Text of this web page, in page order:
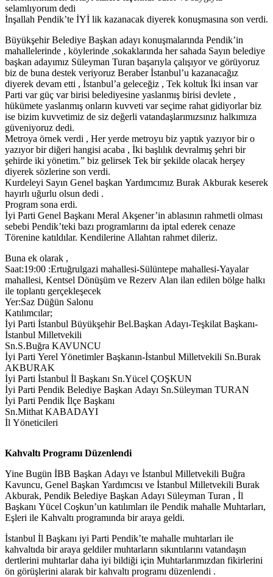
selamlıyorum dedi
İnşallah Pendik’te İYİ lik kazanacak diyerek konuşmasına son verdi.
Büyükşehir Belediye Başkan adayı konuşmalarında Pendik’in
mahallelerinde , köylerinde ,sokaklarında her sahada Sayın belediye
başkan adayımız Süleyman Turan başarıyla çalışıyor ve görüyoruz
biz de buna destek veriyoruz Beraber İstanbul’u kazanacağız
diyerek devam etti , İstanbul’a geleceğiz , Tek koltuk İki insan var
Parti var güç var birisi belediyesine yaslanmış birisi devlete ,
hükümete yaslanmış onların kuvveti var seçime rahat gidiyorlar biz
ise bizim kuvvetimiz de siz değerli vatandaşlarımızsınız halkımıza
güveniyoruz dedi.
Metroya örnek verdi , Her yerde metroyu biz yaptık yazıyor bir o
yazıyor bir diğeri hangisi acaba , İki başlılık devralmış şehri bir
şehirde iki yönetim.” biz gelirsek Tek bir şekilde olacak herşey
diyerek sözlerine son verdi.
Kurdeleyi Sayın Genel başkan Yardımcımız Burak Akburak keserek
hayırlı uğurlu olsun dedi .
Program sona erdi.
İyi Parti Genel Başkanı Meral Akşener’in ablasının rahmetli olması
sebebi Pendik’teki bazı programlarını da iptal ederek cenaze
Törenine katıldılar. Kendilerine Allahtan rahmet dileriz.
Buna ek olarak ,
Saat:19:00 :Ertuğrulgazi mahallesi-Sülüntepe mahallesi-Yayalar
mahallesi, Kentsel Dönüşüm ve Rezerv Alan ilan edilen bölge halkı
ile toplantı gerçekleşecek
Yer:Saz Düğün Salonu
Katılımcılar;
İyi Parti İstanbul Büyükşehir Bel.Başkan Adayı-Teşkilat Başkanı-
İstanbul Milletvekili
Sn.S.Buğra KAVUNCU
İyi Parti Yerel Yönetimler Başkanın-İstanbul Milletvekili Sn.Burak
AKBURAK
İyi Parti İstanbul İl Başkanı Sn.Yücel ÇOŞKUN
İyi Parti Pendik Belediye Başkan Adayı Sn.Süleyman TURAN
İyi Parti Pendik İlçe Başkanı
Sn.Mithat KABADAYI
İl Yöneticileri
Kahvaltı Programı Düzenlendi
Yine Bugün İBB Başkan Adayı ve İstanbul Milletvekili Buğra
Kavuncu, Genel Başkan Yardımcısı ve İstanbul Milletvekili Burak
Akburak, Pendik Belediye Başkan Adayı Süleyman Turan , İl
Başkanı Yücel Coşkun’un katılımları ile Pendik mahalle Muhtarları,
Eşleri ile Kahvaltı programında bir araya geldi.
İstanbul İl Başkanı iyi Parti Pendik’te mahalle muhtarları ile
kahvaltıda bir araya geldiler muhtarların sıkıntılarını vatandaşın
dertlerini muhtarlar daha iyi bildiği için Muhtarlarımızdan fikirlerini
ön görüşlerini alarak bir kahvaltı programı düzenlendi .